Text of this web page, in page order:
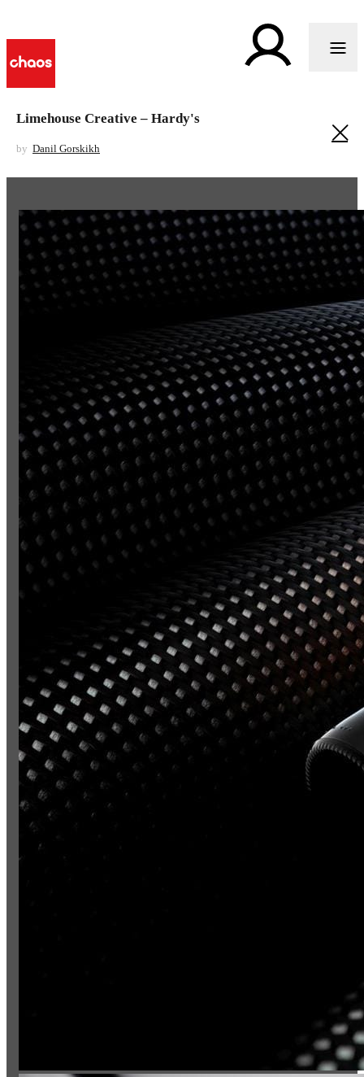
Limehouse Creative – Hardy's
by Danil Gorskikh